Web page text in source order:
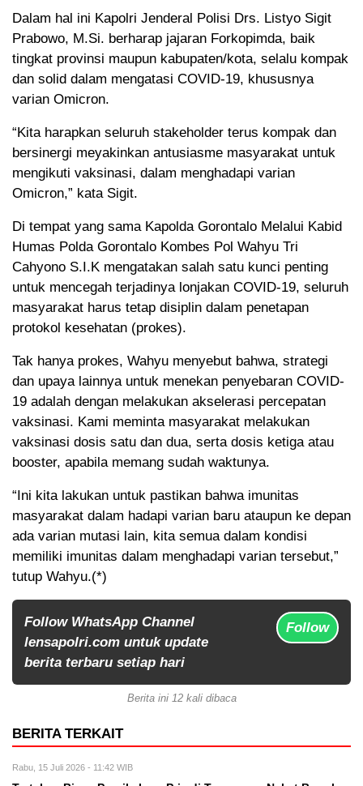
Dalam hal ini Kapolri Jenderal Polisi Drs. Listyo Sigit
Prabowo, M.Si. berharap jajaran Forkopimda, baik
tingkat provinsi maupun kabupaten/kota, selalu kompak
dan solid dalam mengatasi COVID-19, khususnya
varian Omicron.
“Kita harapkan seluruh stakeholder terus kompak dan
bersinergi meyakinkan antusiasme masyarakat untuk
mengikuti vaksinasi, dalam menghadapi varian
Omicron,” kata Sigit.
Di tempat yang sama Kapolda Gorontalo Melalui Kabid
Humas Polda Gorontalo Kombes Pol Wahyu Tri
Cahyono S.I.K mengatakan salah satu kunci penting
untuk mencegah terjadinya lonjakan COVID-19, seluruh
masyarakat harus tetap disiplin dalam penetapan
protokol kesehatan (prokes).
Tak hanya prokes, Wahyu menyebut bahwa, strategi
dan upaya lainnya untuk menekan penyebaran COVID-
19 adalah dengan melakukan akselerasi percepatan
vaksinasi. Kami meminta masyarakat melakukan
vaksinasi dosis satu dan dua, serta dosis ketiga atau
booster, apabila memang sudah waktunya.
“Ini kita lakukan untuk pastikan bahwa imunitas
masyarakat dalam hadapi varian baru ataupun ke depan
ada varian mutasi lain, kita semua dalam kondisi
memiliki imunitas dalam menghadapi varian tersebut,”
tutup Wahyu.(*)
Follow WhatsApp Channel
lensapolri.com untuk update
berita terbaru setiap hari
Follow
Berita ini 12 kali dibaca
BERITA TERKAIT
Rabu, 15 Juli 2026 - 11:42 WIB